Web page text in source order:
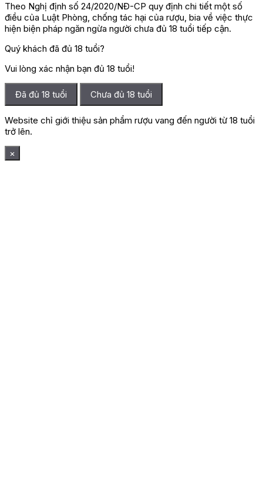
Theo Nghị định số 24/2020/NĐ-CP quy định chi tiết một số
điều của Luật Phòng, chống tác hại của rượu, bia về việc thực
hiện biện pháp ngăn ngừa người chưa đủ 18 tuổi tiếp cận.
Quý khách đã đủ 18 tuổi?
Vui lòng xác nhận bạn đủ 18 tuổi!
Đã đủ 18 tuổi Chưa đủ 18 tuổi
Website chỉ giới thiệu sản phẩm rượu vang đến người từ 18 tuổi
trở lên.
×